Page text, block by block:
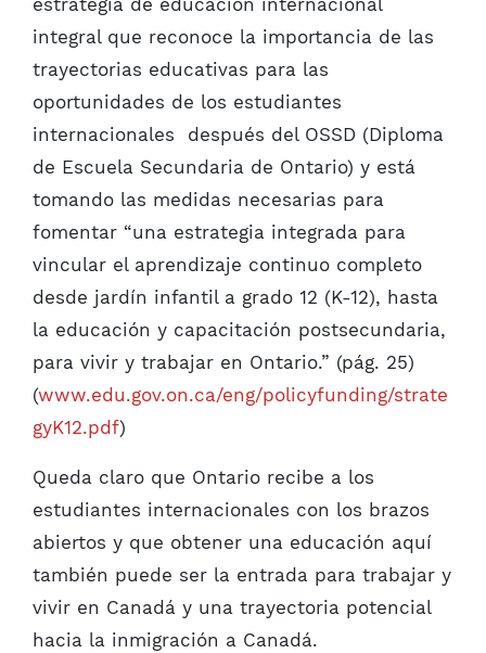
estrategia de educación internacional
integral que reconoce la importancia de las
trayectorias educativas para las
oportunidades de los estudiantes
internacionales después del OSSD (Diploma
de Escuela Secundaria de Ontario) y está
tomando las medidas necesarias para
fomentar “una estrategia integrada para
vincular el aprendizaje continuo completo
desde jardín infantil a grado 12 (K-12), hasta
la educación y capacitación postsecundaria,
para vivir y trabajar en Ontario.” (pág. 25)
(www.edu.gov.on.ca/eng/policyfunding/strate
gyK12.pdf)
Queda claro que Ontario recibe a los
estudiantes internacionales con los brazos
abiertos y que obtener una educación aquí
también puede ser la entrada para trabajar y
vivir en Canadá y una trayectoria potencial
hacia la inmigración a Canadá.